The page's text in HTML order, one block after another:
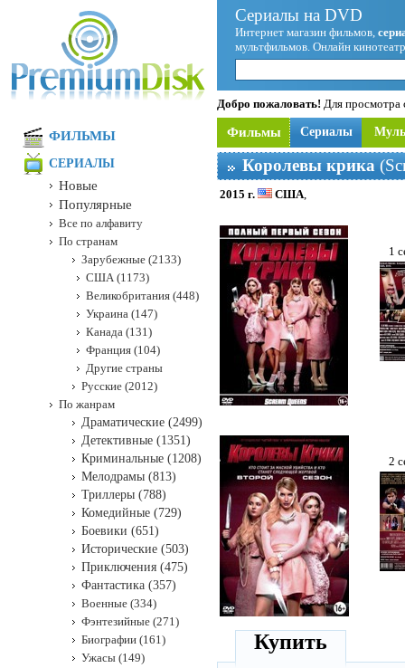
Сериалы на DVD
Интернет магазин фильмов,
мультфильмов. Онлайн
Добро пожаловать! Для просмотра
Фильмы Сериалы
Королевы крика
2015 г. США,
1
2
Купить
ФИЛЬМЫ
СЕРИАЛЫ
Новые
Популярные
Все по алфавиту
По странам
Зарубежные (2133)
США (1173)
Великобритания (448)
Украина (147)
Канада (131)
Франция (104)
Другие страны
Русские (2012)
По жанрам
Драматические (2499)
Детективные (1351)
Криминальные (1208)
Мелодрамы (813)
Триллеры (788)
Комедийные (729)
Боевики (651)
Исторические (503)
Приключения (475)
Фантастика (357)
Военные (334)
Фэнтезийные (271)
Биографии (161)
Ужасы (149)